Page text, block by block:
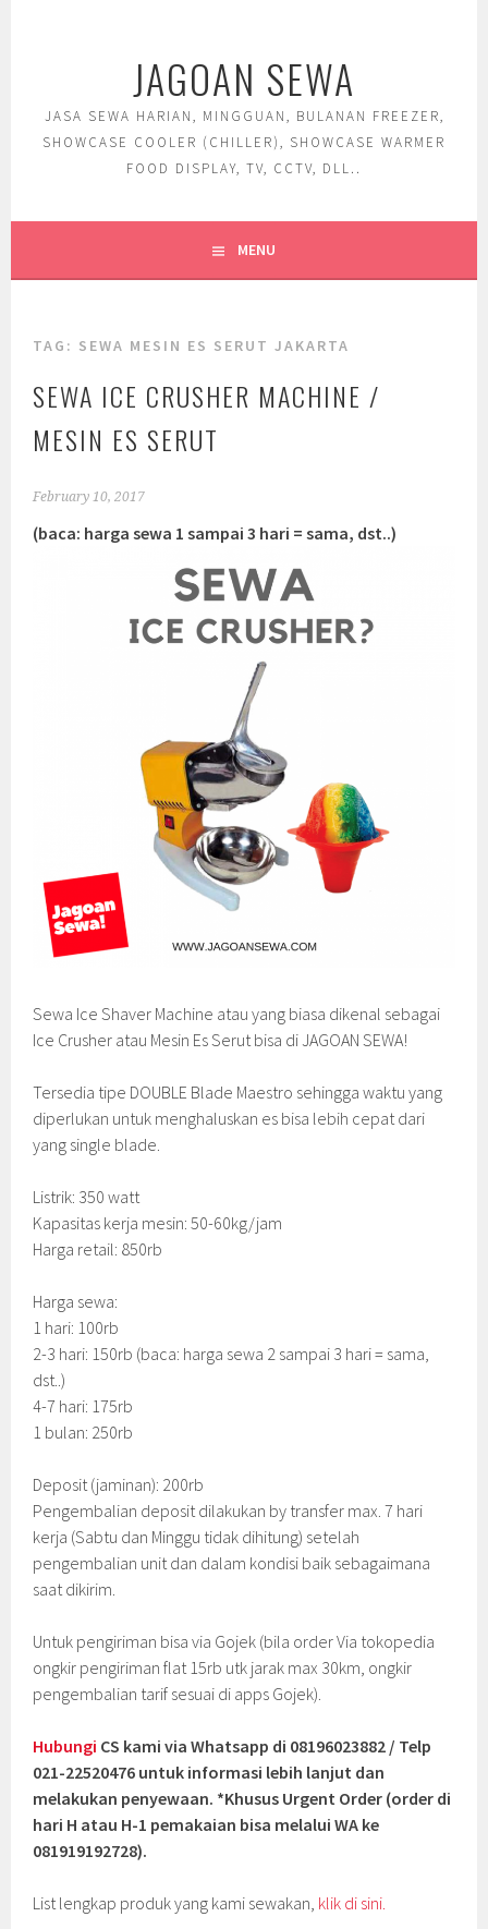
JAGOAN SEWA
JASA SEWA HARIAN, MINGGUAN, BULANAN FREEZER,
SHOWCASE COOLER (CHILLER), SHOWCASE WARMER
FOOD DISPLAY, TV, CCTV, DLL..
MENU
TAG: SEWA MESIN ES SERUT JAKARTA
SEWA ICE CRUSHER MACHINE /
MESIN ES SERUT
February 10, 2017
(baca: harga sewa 1 sampai 3 hari = sama, dst..)
Sewa Ice Shaver Machine atau yang biasa dikenal sebagai
Ice Crusher atau Mesin Es Serut bisa di JAGOAN SEWA!
Tersedia tipe DOUBLE Blade Maestro sehingga waktu yang
diperlukan untuk menghaluskan es bisa lebih cepat dari
yang single blade.
Listrik: 350 watt
Kapasitas kerja mesin: 50-60kg/jam
Harga retail: 850rb
Harga sewa:
1 hari: 100rb
2-3 hari: 150rb (baca: harga sewa 2 sampai 3 hari = sama,
dst..)
4-7 hari: 175rb
1 bulan: 250rb
Deposit (jaminan): 200rb
Pengembalian deposit dilakukan by transfer max. 7 hari
kerja (Sabtu dan Minggu tidak dihitung) setelah
pengembalian unit dan dalam kondisi baik sebagaimana
saat dikirim.
Untuk pengiriman bisa via Gojek (bila order Via tokopedia
ongkir pengiriman flat 15rb utk jarak max 30km, ongkir
pengembalian tarif sesuai di apps Gojek).
Hubungi CS kami via Whatsapp di 08196023882 / Telp
021-22520476 untuk informasi lebih lanjut dan
melakukan penyewaan. *Khusus Urgent Order (order di
hari H atau H-1 pemakaian bisa melalui WA ke
081919192728).
List lengkap produk yang kami sewakan, klik di sini.